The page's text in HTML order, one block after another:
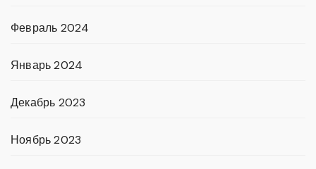
Февраль 2024
Январь 2024
Декабрь 2023
Ноябрь 2023